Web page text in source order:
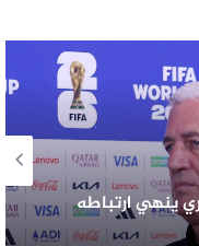
ينهي ارتباطه